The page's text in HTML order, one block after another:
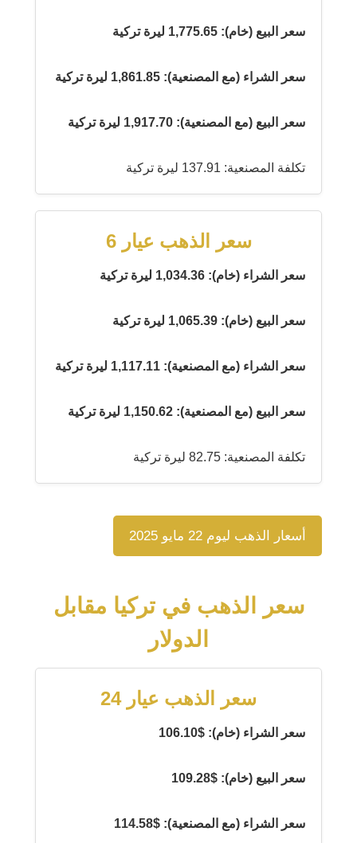
سعر البيع (خام): 1,775.65 ليرة تركية
سعر الشراء (مع المصنعية): 1,861.85 ليرة تركية
سعر البيع (مع المصنعية): 1,917.70 ليرة تركية
تكلفة المصنعية: 137.91 ليرة تركية
سعر الذهب عيار 6
سعر الشراء (خام): 1,034.36 ليرة تركية
سعر البيع (خام): 1,065.39 ليرة تركية
سعر الشراء (مع المصنعية): 1,117.11 ليرة تركية
سعر البيع (مع المصنعية): 1,150.62 ليرة تركية
تكلفة المصنعية: 82.75 ليرة تركية
أسعار الذهب ليوم 22 مايو 2025
سعر الذهب في تركيا مقابل
الدولار
سعر الذهب عيار 24
سعر الشراء (خام): $106.10
سعر البيع (خام): $109.28
سعر الشراء (مع المصنعية): $114.58